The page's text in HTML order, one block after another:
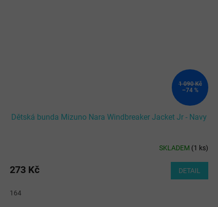
1 090 Kč
–74 %
Dětská bunda Mizuno Nara Windbreaker Jacket Jr - Navy
SKLADEM (1 ks)
273 Kč DETAIL
164